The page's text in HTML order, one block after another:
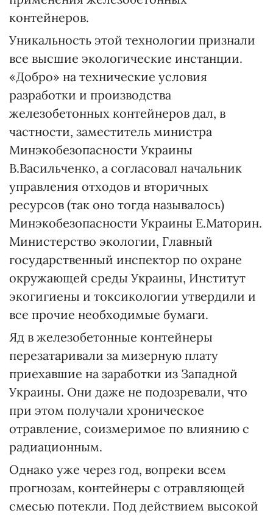
контейнеров.
Уникальность этой технологии признали
все высшие экологические инстанции.
«Добро» на технические условия
разработки и производства
железобетонных контейнеров дал, в
частности, заместитель министра
Минэкобезопасности Украины
В.Васильченко, а согласовал начальник
управления отходов и вторичных
ресурсов (так оно тогда называлось)
Минэкобезопасности Украины Е.Маторин.
Министерство экологии, Главный
государственный инспектор по охране
окружающей среды Украины, Институт
экогигиены и токсикологии утвердили и
все прочие необходимые бумаги.
Яд в железобетонные контейнеры
перезатаривали за мизерную плату
приехавшие на заработки из Западной
Украины. Они даже не подозревали, что
при этом получали хроническое
отравление, соизмеримое по влиянию с
радиационным.
Однако уже через год, вопреки всем
прогнозам, контейнеры с отравляющей
смесью потекли. Под действием высокой